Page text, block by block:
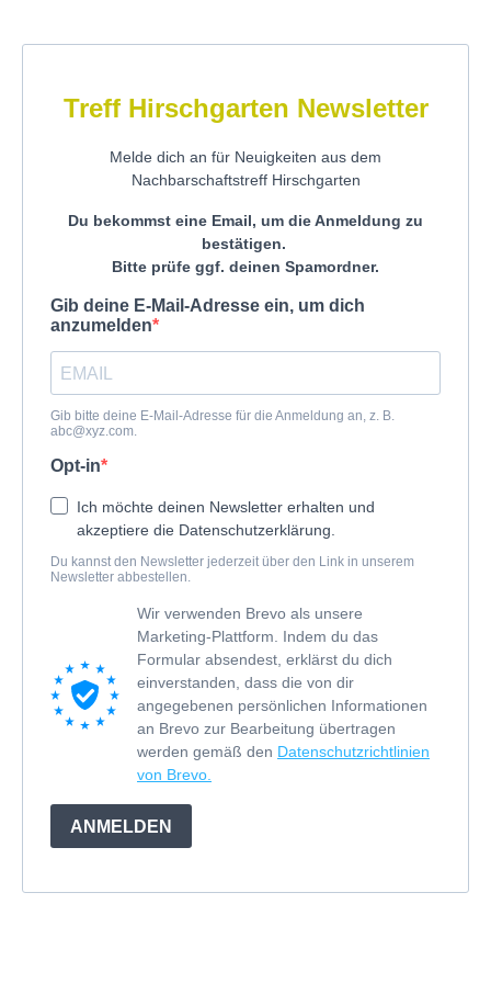
Treff Hirschgarten Newsletter
Melde dich an für Neuigkeiten aus dem
Nachbarschaftstreff Hirschgarten
Du bekommst eine Email, um die Anmeldung zu
bestätigen.
Bitte prüfe ggf. deinen Spamordner.
Gib deine E-Mail-Adresse ein, um dich
anzumelden
Gib bitte deine E-Mail-Adresse für die Anmeldung an, z. B.
abc@xyz.com.
Opt-in
Ich möchte deinen Newsletter erhalten und
akzeptiere die Datenschutzerklärung.
Du kannst den Newsletter jederzeit über den Link in unserem
Newsletter abbestellen.
Wir verwenden Brevo als unsere
Marketing-Plattform. Indem du das
Formular absendest, erklärst du dich
einverstanden, dass die von dir
angegebenen persönlichen Informationen
an Brevo zur Bearbeitung übertragen
werden gemäß den Datenschutzrichtlinien
von Brevo.
ANMELDEN